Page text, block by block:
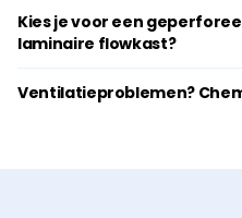
Kies je voor een
laminaire flowkast?
Ventilatieproblemen?